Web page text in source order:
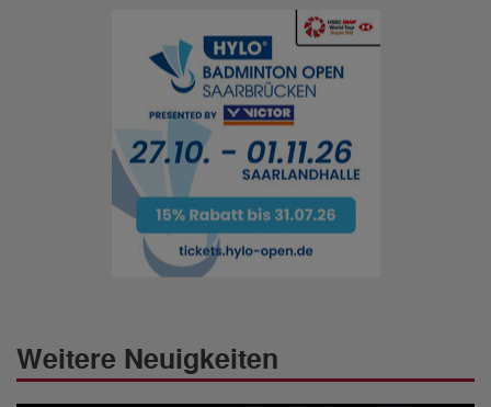
Weitere Neuigkeiten